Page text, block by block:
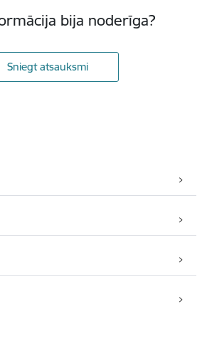
bija noderīga?
Sniegt atsauksmi